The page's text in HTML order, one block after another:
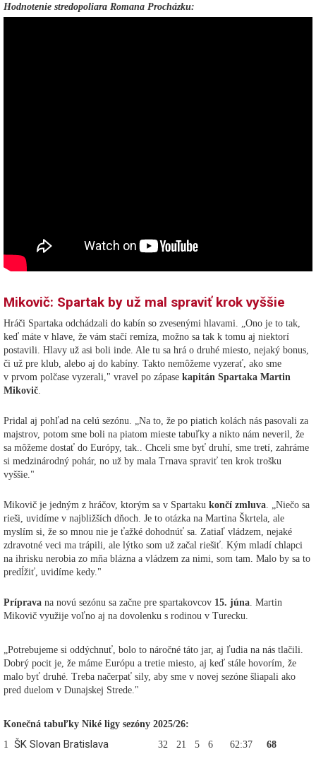
Hodnotenie stredopoliara Romana Procházku:
Mikovič: Spartak by už mal spraviť krok vyššie
Hráči Spartaka odchádzali do kabín so zvesenými hlavami. „Ono je to tak,
keď máte v hlave, že vám stačí remíza, možno sa tak k tomu aj niektorí
postavili. Hlavy už asi boli inde. Ale tu sa hrá o druhé miesto, nejaký bonus,
či už pre klub, alebo aj do kabíny. Takto nemôžeme vyzerať, ako sme
v prvom polčase vyzerali," vravel po zápase kapitán Spartaka Martin
Mikovič
Pridal aj pohľad na celú sezónu. „Na to, že po piatich kolách nás pasovali za
majstrov, potom sme boli na piatom mieste tabuľky a nikto nám neveril, že
sa môžeme dostať do Európy, tak.. Chceli sme byť druhí, sme tretí, zahráme
si medzinárodný pohár, no už by mala Trnava spraviť ten krok trošku
vyššie."
Mikovič je jedným z hráčov, ktorým sa v Spartaku končí zmluva . „Niečo sa
rieši, uvidíme v najbližších dňoch. Je to otázka na Martina Škrtela, ale
myslím si, že so mnou nie je ťažké dohodnúť sa. Zatiaľ vládzem, nejaké
zdravotné veci ma trápili, ale lýtko som už začal riešiť. Kým mladí chlapci
na ihrisku nerobia zo mňa blázna a vládzem za nimi, som tam. Malo by sa to
predĺžiť, uvidíme kedy."
Príprava na novú sezónu sa začne pre spartakovcov 15. júna . Martin
Mikovič využije voľno aj na dovolenku s rodinou v Turecku.
„Potrebujeme si oddýchnuť, bolo to náročné táto jar, aj ľudia na nás tlačili.
Dobrý pocit je, že máme Európu a tretie miesto, aj keď stále hovorím, že
malo byť druhé. Treba načerpať sily, aby sme v novej sezóne šliapali ako
pred duelom v Dunajskej Strede."
Konečná tabuľky Niké ligy sezóny 2025/26:
1
ŠK Slovan Bratislava 32 21 5 6 62:37 68